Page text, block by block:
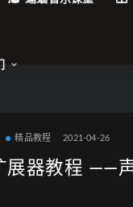
精品教程 2021-04-26
展器教程 ——